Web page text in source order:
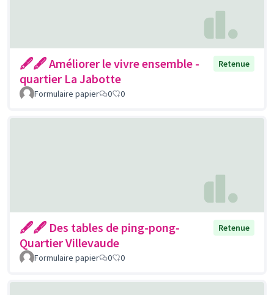
🖋🖋 Améliorer le vivre ensemble -
quartier La Jabotte
Retenue
Formulaire papier 0 0
🖋🖋 Des tables de ping-pong-
Quartier Villevaude
Retenue
Formulaire papier 0 0